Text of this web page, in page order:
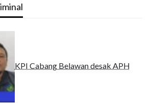
KPI Cabang Belawan desak APH